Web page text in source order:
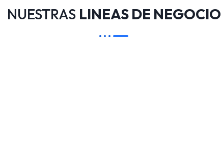
NUESTRAS LINEAS DE NEGOCIO